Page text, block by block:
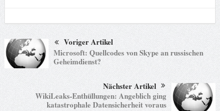
Voriger Artikel
Microsoft: Quellcodes von Skype an russischen
Geheimdienst?
Nächster Artikel
WikiLeaks-Enthüllungen: Angeblich ging
katastrophale Datensicherheit voraus